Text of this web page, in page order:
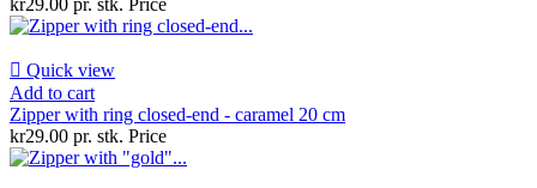
kr29.00 pr. stk. Price
 Quick view
Add to cart
Zipper with ring closed-end - caramel 20 cm
kr29.00 pr. stk. Price